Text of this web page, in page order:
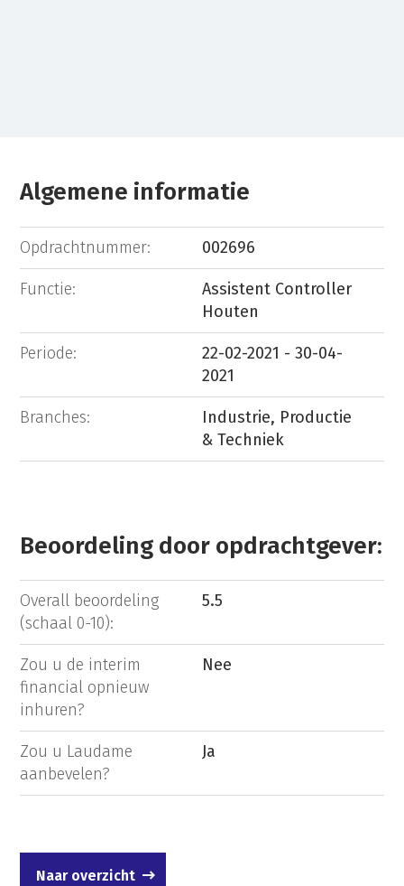
Algemene informatie
Opdrachtnummer: 002696
Functie:
Assistent Controller
Houten
Periode:
22-02-2021 - 30-04-
2021
Branches:
Industrie, Productie
& Techniek
Beoordeling door opdrachtgever:
Overall beoordeling
(schaal 0-10):
5.5
Zou u de interim
financial opnieuw
inhuren?
Nee
Zou u Laudame
aanbevelen?
Ja
Naar overzicht